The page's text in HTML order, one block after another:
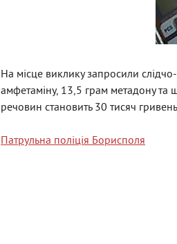
На місце виклику запросили
амфетаміну, 13,5 грам метадону
речовин становить 30 тисяч
Патрульна поліція Борисполя